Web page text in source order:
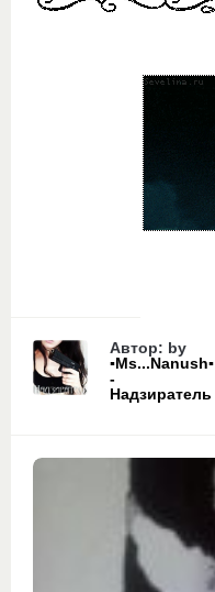
Автор: by
▪Ms...Nanush▪
-
Надзиратель